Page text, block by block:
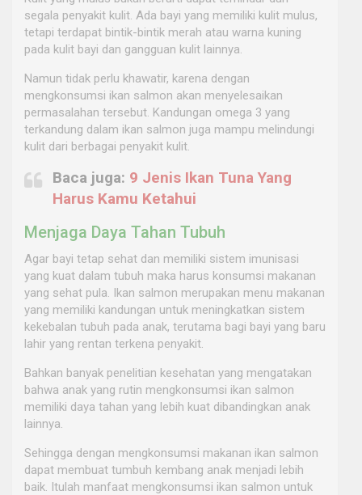
segala penyakit kulit. Ada bayi yang memiliki kulit mulus,
tetapi terdapat bintik-bintik merah atau warna kuning
pada kulit bayi dan gangguan kulit lainnya.
Namun tidak perlu khawatir, karena dengan
mengkonsumsi ikan salmon akan menyelesaikan
permasalahan tersebut. Kandungan omega 3 yang
terkandung dalam ikan salmon juga mampu melindungi
kulit dari berbagai penyakit kulit.
Baca juga: 9 Jenis Ikan Tuna Yang
Harus Kamu Ketahui
Menjaga Daya Tahan Tubuh
Agar bayi tetap sehat dan memiliki sistem imunisasi
yang kuat dalam tubuh maka harus konsumsi makanan
yang sehat pula. Ikan salmon merupakan menu makanan
yang memiliki kandungan untuk meningkatkan sistem
kekebalan tubuh pada anak, terutama bagi bayi yang baru
lahir yang rentan terkena penyakit.
Bahkan banyak penelitian kesehatan yang mengatakan
bahwa anak yang rutin mengkonsumsi ikan salmon
memiliki daya tahan yang lebih kuat dibandingkan anak
lainnya.
Sehingga dengan mengkonsumsi makanan ikan salmon
dapat membuat tumbuh kembang anak menjadi lebih
baik. Itulah manfaat mengkonsumsi ikan salmon untuk